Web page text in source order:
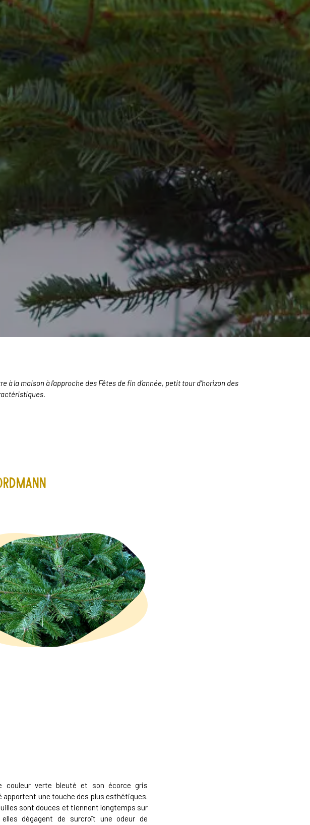
la maison à l’approche des Fêtes de fin d’année, petit tour d’horizon des
couleur verte bleuté et son écorce gris
apportent une touche des plus esthétiques.
sont douces et tiennent longtemps sur
elles dégagent de surcroît une odeur de